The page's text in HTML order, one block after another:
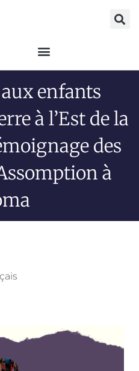
enfants
à l’Est de la
des
à